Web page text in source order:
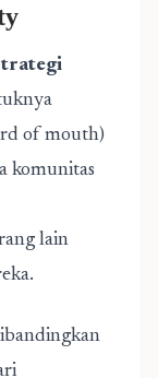
of mouth)
komunitas
lain